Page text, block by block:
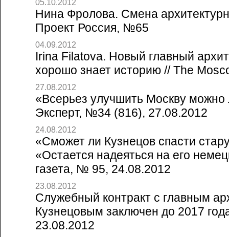
05.10.2012
Нина Фролова. Смена
Проект Россия, №65
04.09.2012
Irina Filatova. Новый главный
хорошо знает историю // The
27.08.2012
«Всерьез улучшить Москву можно
Эксперт, №34 (816), 27.08.2012
24.08.2012
«Сможет ли Кузнецов спасти
«Остается надеяться на его
газета, № 95, 24.08.2012
23.08.2012
Служебный контракт с главным
Кузнецовым заключен до 2017
23.08.2012